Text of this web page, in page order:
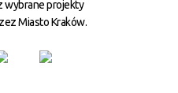
wybrane projekty
Miasto Kraków.